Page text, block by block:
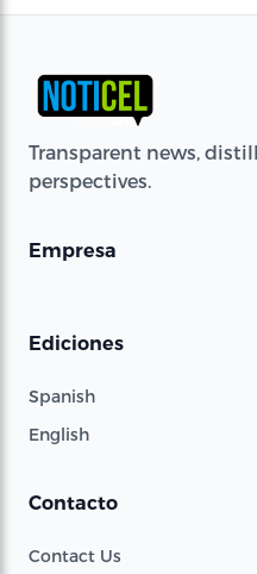
Transparent news,
perspectives.
Empresa
Ediciones
Spanish
English
Contacto
Contact Us